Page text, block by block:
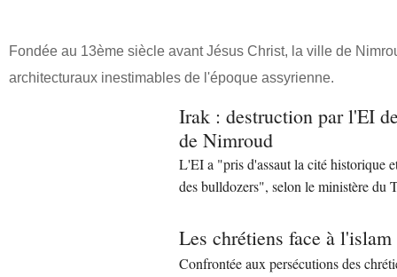
Fondée au 13ème siècle avant Jésus Christ, la ville de
architecturaux inestimables de l'époque assyrienne.
Irak : destruction par l'EI
de Nimroud
L'EI a "pris d'assaut la cité historique
des bulldozers", selon le ministère du
Les chrétiens face à
Confrontée aux persécutions des